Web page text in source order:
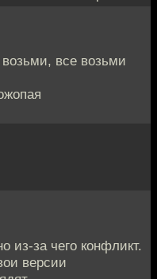
все возьми
из-за чего конфликт.
версии